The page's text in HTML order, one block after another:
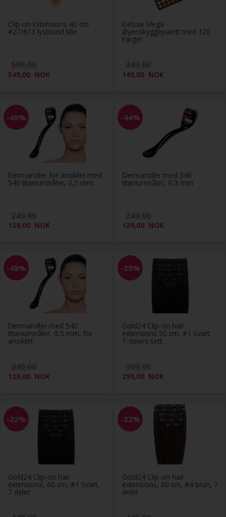
Clip-on Extensions 40 cm
#27/613 lysblond Mix
549,00 NOK
Deluxe Mega
Øyenskyggepalett med 120
Farger
149,00 NOK
-48%
Dermaroller for ansiktet med
540 titaniumnåler, 0,5 mm
129,00 NOK
-44%
Dermaroller med 540
titaniumnåler, 0,3 mm
139,00 NOK
-48%
Dermaroller med 540
titaniumnåler, 0,5 mm, for
ansiktet
129,00 NOK
-25%
Gold24 Clip-on hair
extensions 50 cm, #1 Svart,
7-delers sett
299,00 NOK
-22%
Gold24 Clip-on hair
extensions, 60 cm, #1 Svart,
7 deler
-22%
Gold24 Clip-on hair
extensions, 60 cm, #4 brun, 7
deler